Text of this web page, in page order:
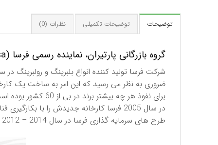
توضیحات توضیحات تکمیلی نظرات (0)
گروه بازرگانی پارتیران، نماینده رسمی فرسا (Fersa) اسپانیا در ایران
برای نفوذ هر چه بیشتر برند در بی از 60 کشور بوده است.
در سال 2005 فرسا کارخانه جدیدش را با بکارگیری فناوری های روز در اسپانیا افتتاح نمود و همچنین در سال 2009 شركت مهندسی جدیدی را در برزیل ایجاد کرد.
طرح های سرمایه گذاری فرسا در سال 2014 – 2012 شامل افتتاح یک کارخانه تولیدی در آمریکای شمالی و تاسیس یک مرکز تحقیق و توسعه در آلمان بوده است.